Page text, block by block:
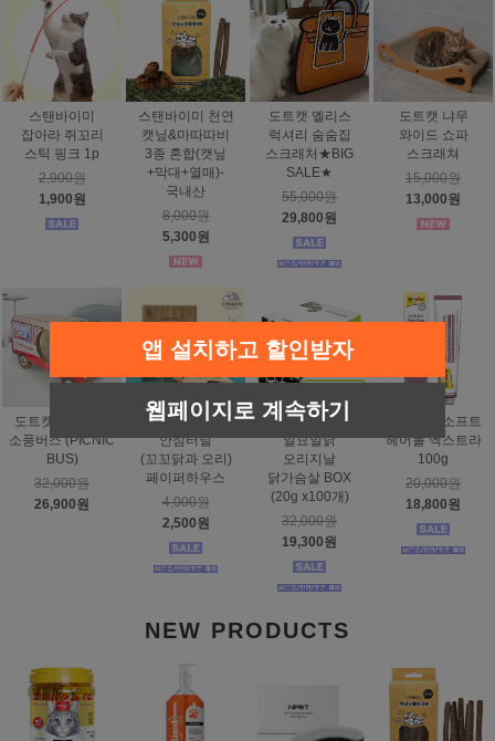
스탠바이미
잡아라 쥐꼬리
스틱 핑크 1p
2,900원
1,900원
스탠바이미 천연
캣닢&마따따비
3종 혼합(캣닢
+막대+열매)-
국내산
8,000원
5,300원
도트캣 엘리스
럭셔리 숨숨집
스크래처★BIG
SALE★
55,000원
29,800원
도트캣 냐무
와이드 쇼파
스크래쳐
15,000원
13,000원
도트캣 스크래처
소풍버스 (PICNIC
BUS)
32,000원
26,900원
스탠바이미
안심터널
(꼬꼬닭과 오리)
페이퍼하우스
4,000원
2,500원
태비토퍼
일묘일닭
오리지날
닭가슴살 BOX
(20g x100개)
32,000원
19,300원
짐펫 몰트소프트
헤어볼 엑스트라
100g
20,000원
18,800원
NEW PRODUCTS
앱 설치하고 할인받자
웹페이지로 계속하기